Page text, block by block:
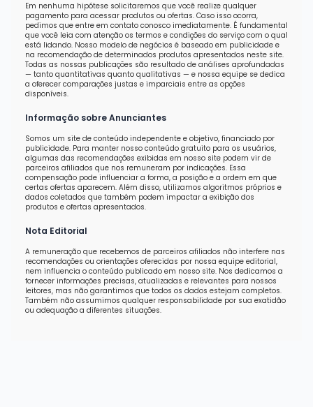
Em nenhuma hipótese solicitaremos que você realize qualquer
pagamento para acessar produtos ou ofertas. Caso isso ocorra,
pedimos que entre em contato conosco imediatamente. É fundamental
que você leia com atenção os termos e condições do serviço com o qual
está lidando. Nosso modelo de negócios é baseado em publicidade e
na recomendação de determinados produtos apresentados neste site.
Todas as nossas publicações são resultado de análises aprofundadas
— tanto quantitativas quanto qualitativas — e nossa equipe se dedica
a oferecer comparações justas e imparciais entre as opções
disponíveis.
Informação sobre Anunciantes
Somos um site de conteúdo independente e objetivo, financiado por
publicidade. Para manter nosso conteúdo gratuito para os usuários,
algumas das recomendações exibidas em nosso site podem vir de
parceiros afiliados que nos remuneram por indicações. Essa
compensação pode influenciar a forma, a posição e a ordem em que
certas ofertas aparecem. Além disso, utilizamos algoritmos próprios e
dados coletados que também podem impactar a exibição dos
produtos e ofertas apresentados.
Nota Editorial
A remuneração que recebemos de parceiros afiliados não interfere nas
recomendações ou orientações oferecidas por nossa equipe editorial,
nem influencia o conteúdo publicado em nosso site. Nos dedicamos a
fornecer informações precisas, atualizadas e relevantes para nossos
leitores, mas não garantimos que todos os dados estejam completos.
Também não assumimos qualquer responsabilidade por sua exatidão
ou adequação a diferentes situações.